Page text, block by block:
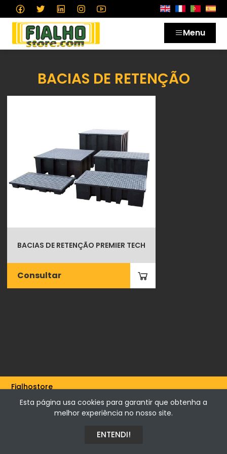
Menu
BACIAS DE RETENÇÃO
BACIAS DE RETENÇÃO PREMIER TECH
Consultar
Fialhostore
Fialho & Irmão,Lda. | Horta de Barreiros 7005-208 Évora -
Portugal | NIF 500115206
Esta página usa cookies para garantir que obtenha a
melhor experiência no nosso site.
ENTENDI!